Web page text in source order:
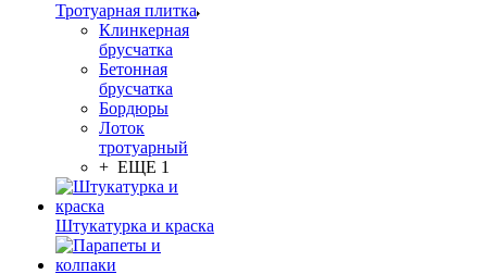
Тротуарная плитка
Клинкерная
брусчатка
Бетонная
брусчатка
Бордюры
Лоток
тротуарный
+ ЕЩЕ 1
Штукатурка и краска